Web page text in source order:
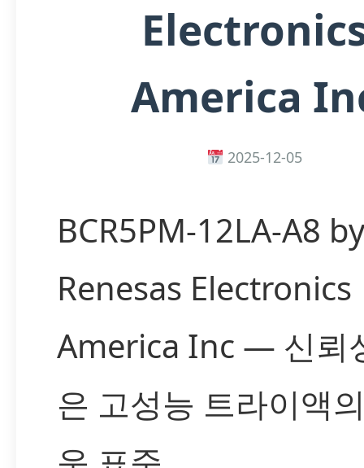
America
2025-12-05
BCR5PM-12LA-A8 by
Renesas Electronics
America Inc — 신뢰
은 고성능 트라이액